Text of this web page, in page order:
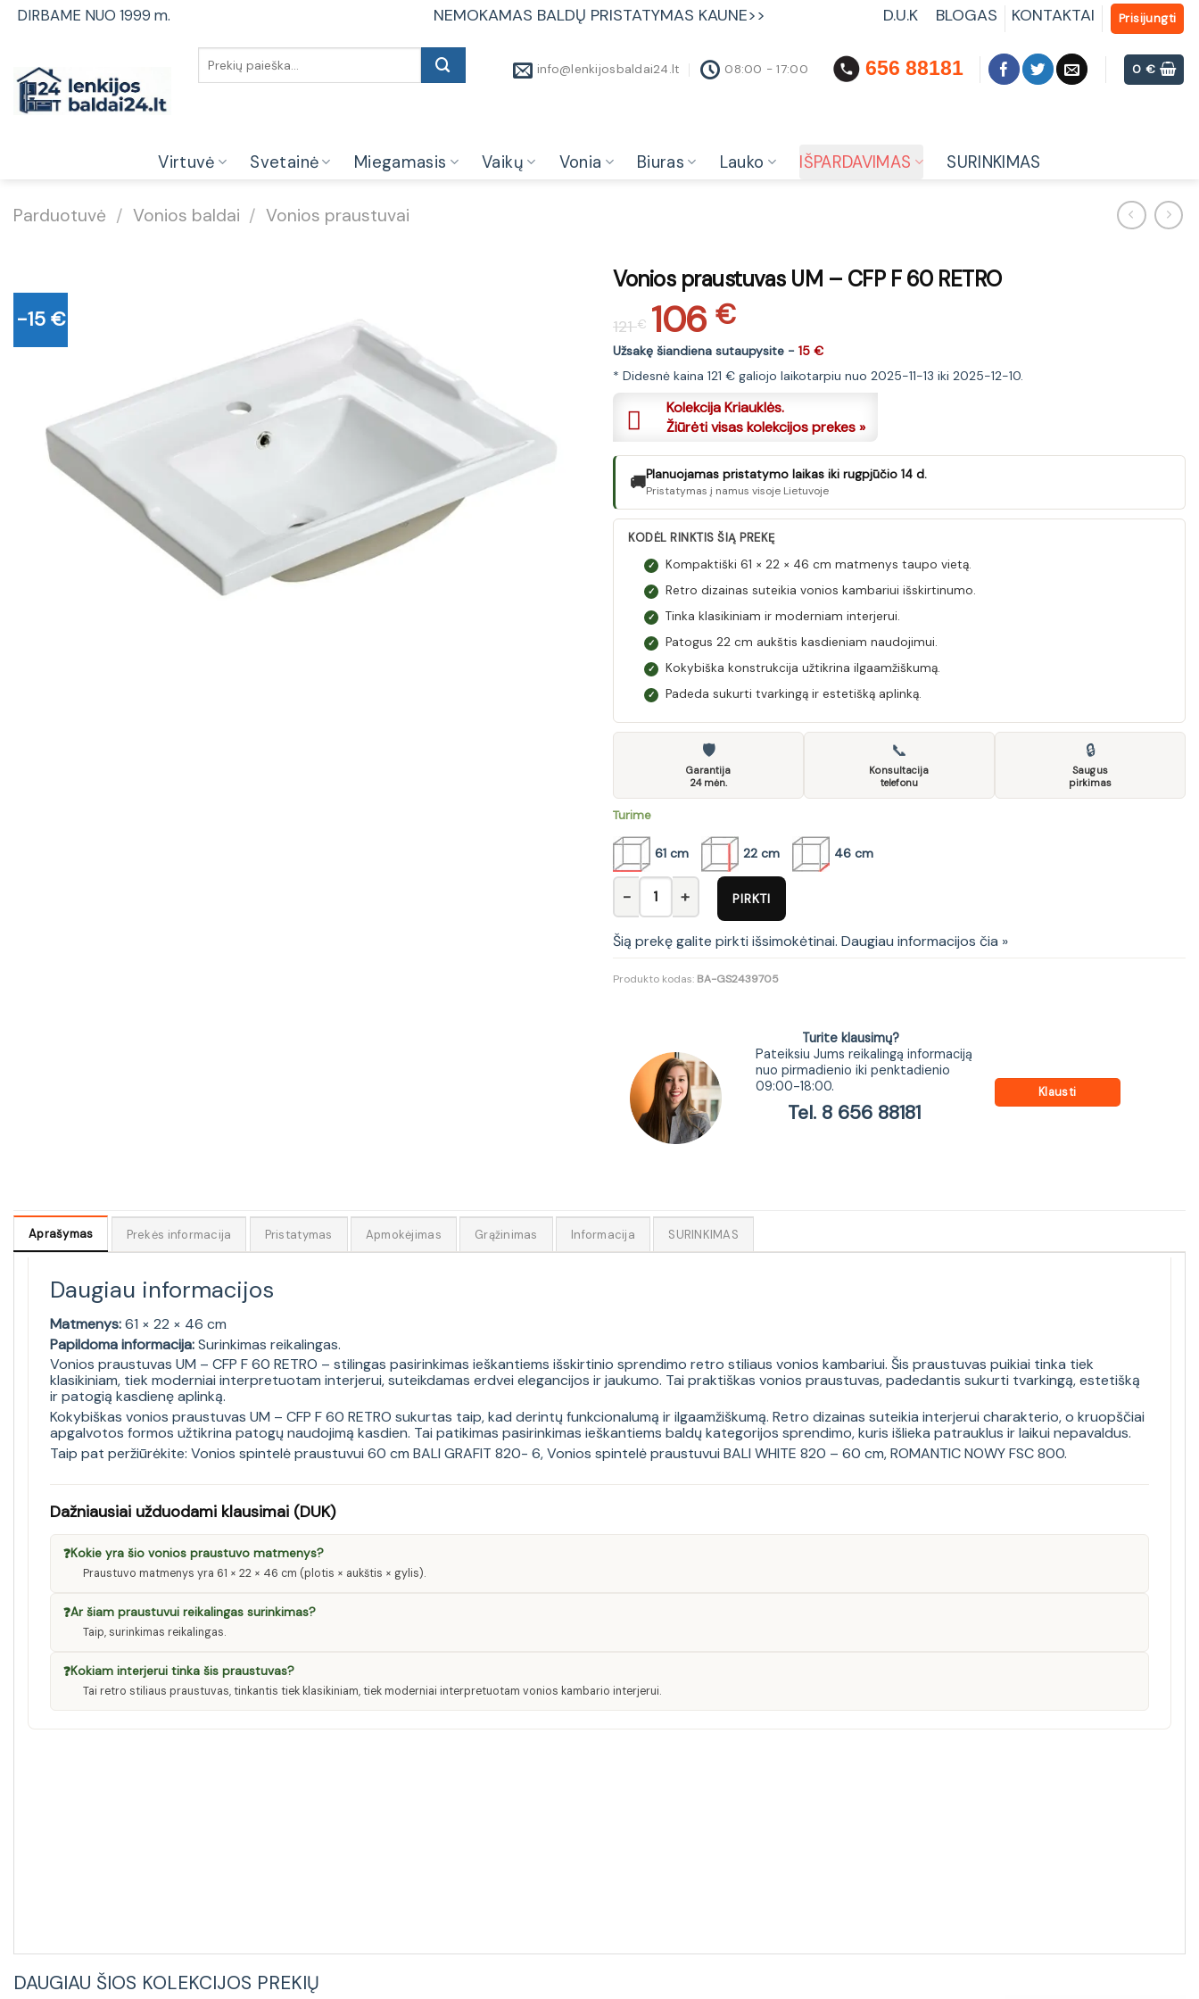
SkipDIRBAME NUO 1999 m. NEMOKAMAS BALDŲ PRISTATYMAS KAUNE>> D.U.K BLOGAS KONTAKTAI Prisijungti
info@lenkijosbaldai24.lt
08:00 - 17:00 656 88181 0€
Virtuvė Svetainė Miegamasis Vaikų Vonia Biuras Lauko IŠPARDAVIMAS SURINKIMAS
Parduotuvė / Vonios baldai / Vonios praustuvai
-15 €
Vonios praustuvas UM – CFP F 60 RETRO
121€
Original
price
was:
121 €.
106€
Current
price
is:
106 €.
Užsakę šiandiena sutaupysite - 15 €
* Didesnė kaina 121 € galiojo laikotarpiu nuo 2025-11-13 iki 2025-12-10.
Kolekcija Kriauklės.
Žiūrėti visas kolekcijos prekes »
🚚Planuojamas pristatymo laikas iki rugpjūčio 14 d.
Pristatymas į namus visoje Lietuvoje
KODĖL RINKTIS ŠIĄ PREKĘ
✓ Kompaktiški 61 × 22 × 46 cm matmenys taupo vietą.
✓ Retro dizainas suteikia vonios kambariui išskirtinumo.
✓ Tinka klasikiniam ir moderniam interjerui.
✓ Patogus 22 cm aukštis kasdieniam naudojimui.
✓ Kokybiška konstrukcija užtikrina ilgaamžiškumą.
✓ Padeda sukurti tvarkingą ir estetišką aplinką.
🛡
Garantija
24 mėn.
📞
Konsultacija
telefonu
🔒
Saugus
pirkimas
Turime
61 cm 22 cm 46 cm
produkto kiekis: Vonios praustuvas UM - CFP F 60 RETRO
PIRKTI
Šią prekę galite pirkti išsimokėtinai. Daugiau informacijos čia »
Produkto kodas: BA-GS2439705
Turite klausimų?
Pateiksiu Jums reikalingą informaciją
nuo pirmadienio iki penktadienio
09:00-18:00.
Tel. 8 656 88181
Klausti
Aprašymas Prekės informacija Pristatymas Apmokėjimas Grąžinimas Informacija SURINKIMAS
Daugiau informacijos
Matmenys:61 × 22 × 46 cm
Papildoma informacija:Surinkimas reikalingas.
Vonios praustuvas UM – CFP F 60 RETRO – stilingas pasirinkimas ieškantiems išskirtinio sprendimo retro stiliaus vonios kambariui. Šis praustuvas puikiai tinka tiek
klasikiniam, tiek moderniai interpretuotam interjerui, suteikdamas erdvei elegancijos ir jaukumo. Tai praktiškas vonios praustuvas, padedantis sukurti tvarkingą, estetišką
ir patogią kasdienę aplinką.
Kokybiškas vonios praustuvas UM – CFP F 60 RETRO sukurtas taip, kad derintų funkcionalumą ir ilgaamžiškumą. Retro dizainas suteikia interjerui charakterio, o kruopščiai
apgalvotos formos užtikrina patogų naudojimą kasdien. Tai patikimas pasirinkimas ieškantiems baldų kategorijos sprendimo, kuris išlieka patrauklus ir laikui nepavaldus.
Taip pat peržiūrėkite: Vonios spintelė praustuvui 60 cm BALI GRAFIT 820- 6,Vonios spintelė praustuvui BALI WHITE 820 – 60 cm,ROMANTIC NOWY FSC 800.
Dažniausiai užduodami klausimai (DUK)
❓Kokie yra šio vonios praustuvo matmenys?
Praustuvo matmenys yra 61 × 22 × 46 cm (plotis × aukštis × gylis).
❓Ar šiam praustuvui reikalingas surinkimas?
Taip, surinkimas reikalingas.
❓Kokiam interjerui tinka šis praustuvas?
Tai retro stiliaus praustuvas, tinkantis tiek klasikiniam, tiek moderniai interpretuotam vonios kambario interjerui.
DAUGIAU ŠIOS KOLEKCIJOS PREKIŲ